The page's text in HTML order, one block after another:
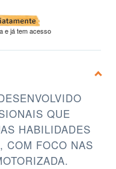
e já tem acesso
QUE
HABILIDADES
COM FOCO NAS